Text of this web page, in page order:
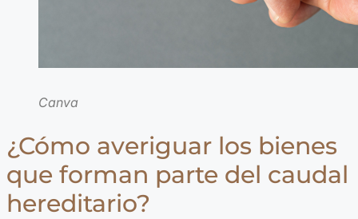
Canva
¿Cómo averiguar los bienes
que forman parte del caudal
hereditario?